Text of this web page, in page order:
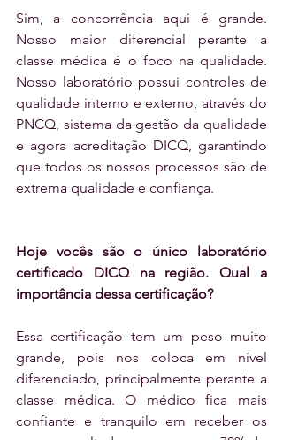
Sim, a concorrência aqui é grande.
Nosso maior diferencial perante a
classe médica é o foco na qualidade.
Nosso laboratório possui controles de
qualidade interno e externo, através do
PNCQ, sistema da gestão da qualidade
e agora acreditação DICQ, garantindo
que todos os nossos processos são de
extrema qualidade e confiança.
Hoje vocês são o único laboratório
certificado DICQ na região. Qual a
importância dessa certificação?
Essa certificação tem um peso muito
grande, pois nos coloca em nível
diferenciado, principalmente perante a
classe médica. O médico fica mais
confiante e tranquilo em receber os